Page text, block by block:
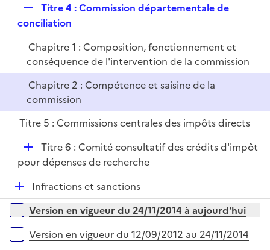
i
e
r
e
l
i
e
Titre 4 : Commission départementale de
conciliation
Chapitre 1 : Composition, fonctionnement et
conséquence de l'intervention de la commission
Chapitre 2 : Compétence et saisine de la
commission
Titre 5 : Commissions centrales des impôts directs
D
é
l
i
e
r
Titre 6 : Comité consultatif des crédits d'impôt
pour dépenses de recherche
D
é
p
Infractions et sanctions
Versions sur la période
Version en vigueur du 24/11/2014 à aujourd'hui
Version en vigueur du 12/09/2012 au 24/11/2014